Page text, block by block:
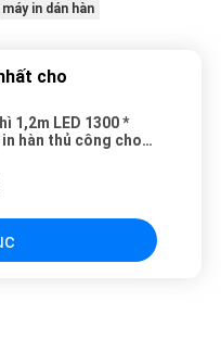
máy in dán hàn
cho
1,2m LED 1300 *
in hàn thủ công cho